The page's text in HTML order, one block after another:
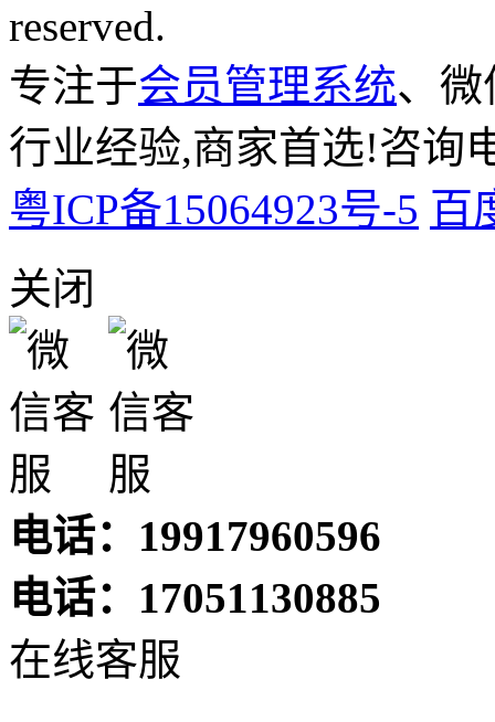
reserved.
专注于会员管理系统、
行业经验,商家首选!咨询
粤ICP备15064923号-5 百
关闭
电话：19917960596
电话：17051130885
在线客服